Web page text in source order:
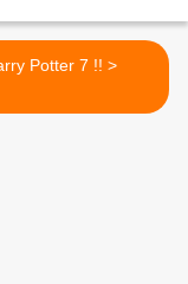
Harry Potter 7 !! >